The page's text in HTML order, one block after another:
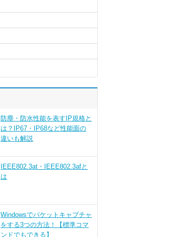
防塵・防水性能を表すIP規格と
は？IP67・IP68など性能面の
違いも解説
IEEE802.3at・IEEE802.3afと
は
Windowsでパケットキャプチャ
をする3つの方法！【標準コマ
ンドでもできる】